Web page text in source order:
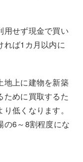
用せず現金で買い
れば1カ月以内に
地上に建物を新築
ために買取するた
低くなります。
の6～8割程度にな